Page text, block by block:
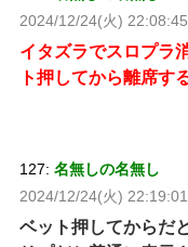
2024/12/24(火)
イタズラでスロプラ
ト押してから離席す
127: 名無しの名無し
2024/12/24(火)
ベット押してからだ